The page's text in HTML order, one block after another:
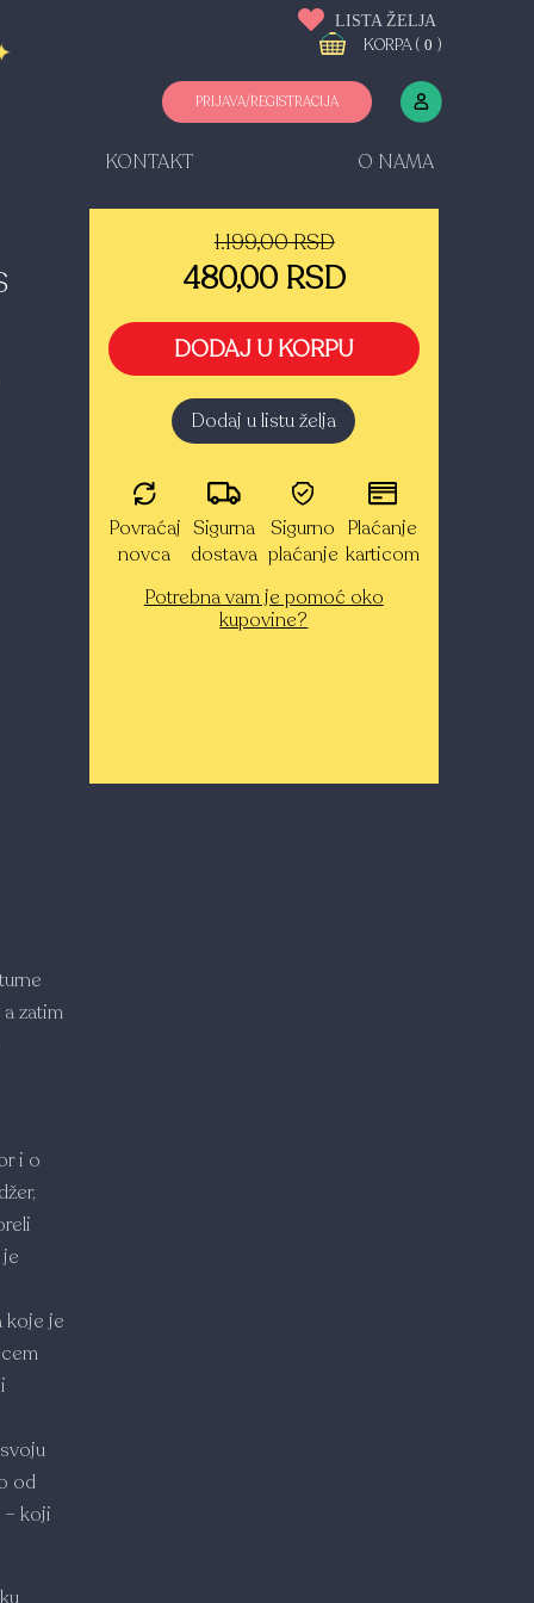
PRIJAVA/REGISTRACIJA
LISTA ŽELJA
KORPA ( 0 )
KONTAKT O NAMA
1.199,00 RSD
480,00 RSD
DODAJ U KORPU
Dodaj u listu želja
Povraćaj
novca
Sigurna
dostava
Sigurno
plaćanje
Plaćanje
karticom
Potrebna vam je pomoć oko
kupovine?
zatim
i o
koje je
od
– koji